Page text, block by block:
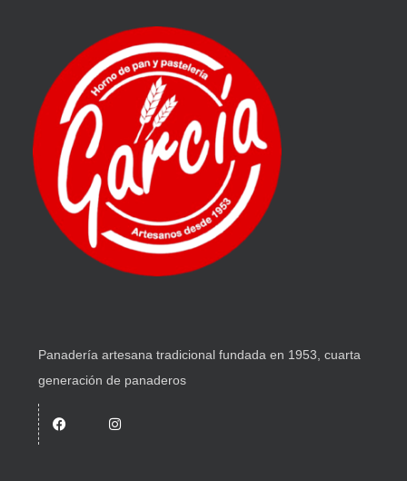
Panadería artesana tradicional fundada en 1953, cuarta
generación de panaderos